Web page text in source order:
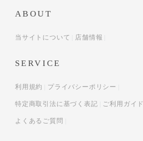
ABOUT
当サイトについて 店舗情報
SERVICE
利用規約 プライバシーポリシー
特定商取引法に基づく表記 ご利用ガイド
よくあるご質問